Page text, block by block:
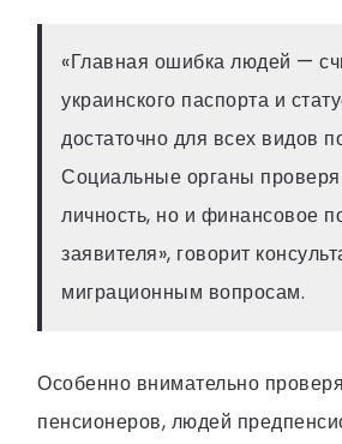
«Главная ошибка людей —
украинского паспорта и
достаточно для всех видов
Социальные органы
личность, но и финансовое
заявителя», говорит
миграционным вопросам.
Особенно внимательно
пенсионеров, людей